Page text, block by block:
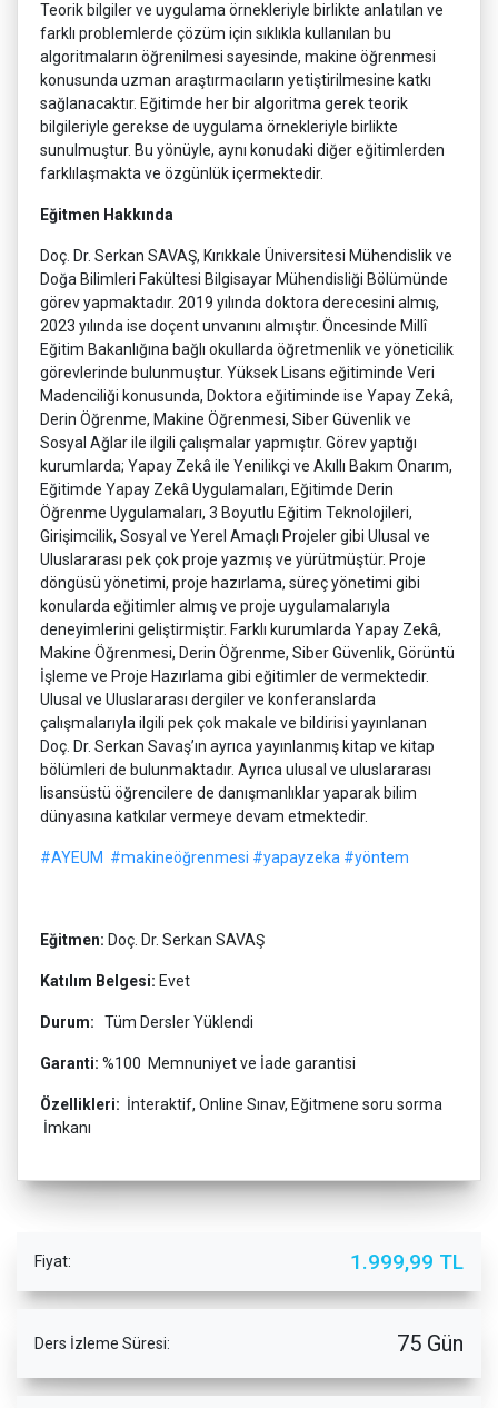
Teorik bilgiler ve uygulama örnekleriyle birlikte anlatılan ve
farklı problemlerde çözüm için sıklıkla kullanılan bu
algoritmaların öğrenilmesi sayesinde, makine öğrenmesi
konusunda uzman araştırmacıların yetiştirilmesine katkı
sağlanacaktır. Eğitimde her bir algoritma gerek teorik
bilgileriyle gerekse de uygulama örnekleriyle birlikte
sunulmuştur. Bu yönüyle, aynı konudaki diğer eğitimlerden
farklılaşmakta ve özgünlük içermektedir.
Eğitmen Hakkında
Doç. Dr. Serkan SAVAŞ, Kırıkkale Üniversitesi Mühendislik ve
Doğa Bilimleri Fakültesi Bilgisayar Mühendisliği Bölümünde
görev yapmaktadır. 2019 yılında doktora derecesini almış,
2023 yılında ise doçent unvanını almıştır. Öncesinde Millî
Eğitim Bakanlığına bağlı okullarda öğretmenlik ve yöneticilik
görevlerinde bulunmuştur. Yüksek Lisans eğitiminde Veri
Madenciliği konusunda, Doktora eğitiminde ise Yapay Zekâ,
Derin Öğrenme, Makine Öğrenmesi, Siber Güvenlik ve
Sosyal Ağlar ile ilgili çalışmalar yapmıştır. Görev yaptığı
kurumlarda; Yapay Zekâ ile Yenilikçi ve Akıllı Bakım Onarım,
Eğitimde Yapay Zekâ Uygulamaları, Eğitimde Derin
Öğrenme Uygulamaları, 3 Boyutlu Eğitim Teknolojileri,
Girişimcilik, Sosyal ve Yerel Amaçlı Projeler gibi Ulusal ve
Uluslararası pek çok proje yazmış ve yürütmüştür. Proje
döngüsü yönetimi, proje hazırlama, süreç yönetimi gibi
konularda eğitimler almış ve proje uygulamalarıyla
deneyimlerini geliştirmiştir. Farklı kurumlarda Yapay Zekâ,
Makine Öğrenmesi, Derin Öğrenme, Siber Güvenlik, Görüntü
İşleme ve Proje Hazırlama gibi eğitimler de vermektedir.
Ulusal ve Uluslararası dergiler ve konferanslarda
çalışmalarıyla ilgili pek çok makale ve bildirisi yayınlanan
Doç. Dr. Serkan Savaş’ın ayrıca yayınlanmış kitap ve kitap
bölümleri de bulunmaktadır. Ayrıca ulusal ve uluslararası
lisansüstü öğrencilere de danışmanlıklar yaparak bilim
dünyasına katkılar vermeye devam etmektedir.
#AYEUM #makineöğrenmesi #yapayzeka #yöntem
Eğitmen: Doç. Dr. Serkan SAVAŞ
Katılım Belgesi: Evet
Durum: Tüm Dersler Yüklendi
Garanti: %100 Memnuniyet ve İade garantisi
Özellikleri: İnteraktif, Online Sınav, Eğitmene soru sorma
İmkanı
Fiyat: 1.999,99 TL
Ders İzleme Süresi: 75 Gün